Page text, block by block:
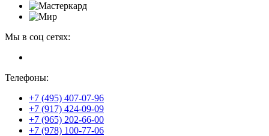
Мы в соц сетях:
Телефоны:
+7 (495) 407-07-96
+7 (917) 424-09-09
+7 (965) 202-66-00
+7 (978) 100-77-06